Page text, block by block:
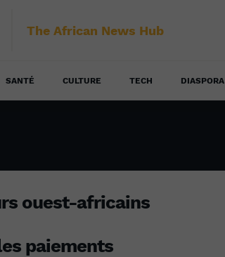
The African News Hub
SANTÉ CULTURE TECH DIASPORA
ouest-africains
paiements